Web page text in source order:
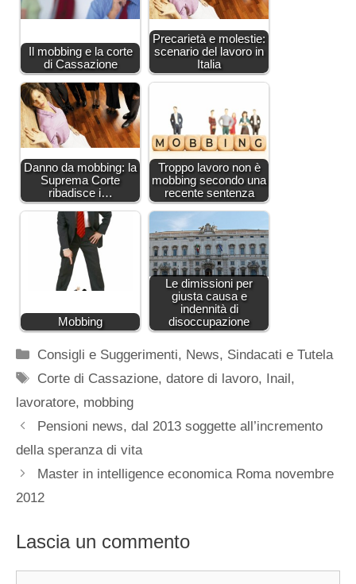
Il mobbing e la corte
di Cassazione
Precarietà e molestie:
scenario del lavoro in
Italia
Danno da mobbing: la
Suprema Corte
ribadisce i…
Troppo lavoro non è
mobbing secondo una
recente sentenza
Mobbing
Le dimissioni per
giusta causa e
indennità di
disoccupazione
Categorie
Consigli e Suggerimenti, News, Sindacati e Tutela
Tag
Corte di Cassazione,datore di lavoro, Inail ,
lavoratore, mobbing
Pensioni news, dal 2013 soggette all’incremento
della speranza di vita
Master in intelligence economica Roma novembre
2012
Lascia un commento